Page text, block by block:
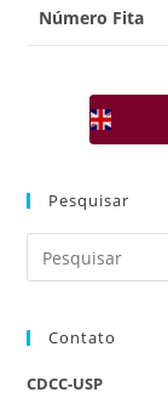
Número Fita
Pesquisar
Contato
CDCC-USP